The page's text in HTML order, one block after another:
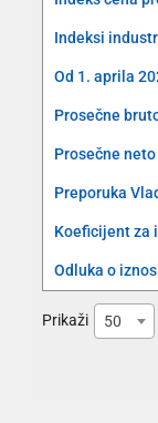
Indeksi
Od 1. aprila
Prosečne
Prosečne
Preporuka
Koeficijent za
Odluka o
Prikaži 50